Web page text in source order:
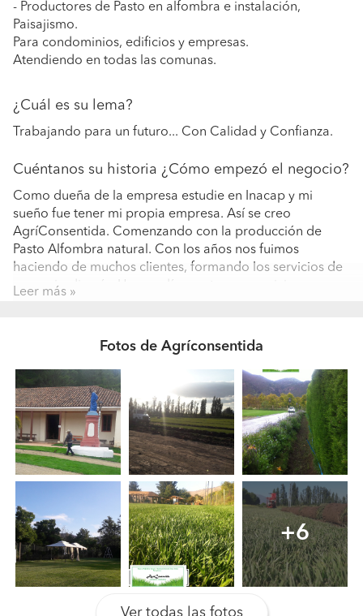
- Productores de Pasto en alfombra e instalación,
Paisajismo.
Para condominios, edificios y empresas.
Atendiendo en todas las comunas.
¿Cuál es su lema?
Trabajando para un futuro... Con Calidad y Confianza.
Cuéntanos su historia ¿Cómo empezó el negocio?
Como dueña de la empresa estudie en Inacap y mi
sueño fue tener mi propia empresa. Así se creo
AgríConsentida. Comenzando con la producción de
Pasto Alfombra natural. Con los años nos fuimos
haciendo de muchos clientes, formando los servicios de
aseo y jardinería. Hoy en día prestamos servicios en
Pudiendo cumplir a todos por igual, tratando siempre de
ahorrar a mis clientes. Ya más formada, fuimos
contratando supervisores y eso me pone muy feliz. Es
por eso que cuido mucho nuestra imagen de
AgríConsentida, porque me costo mucho tenerla arriba.
No dude en solicitar su visita a terreno gratis.
AgríConsentida. www.agriconsentida.cl
¿Quiénes forman parte de su equipo? ¿Qué
formación y experiencia tienen?
Nuestro equipo esta compuesto por Gerente General,
Supervisores, Contador, jardineros, auxiliares de aseo,
jefe de área. Se puede enviar los certificados de
experiencia de nuestros clientes.
Leer más
Fotos de Agríconsentida
+6
Ver todas las fotos